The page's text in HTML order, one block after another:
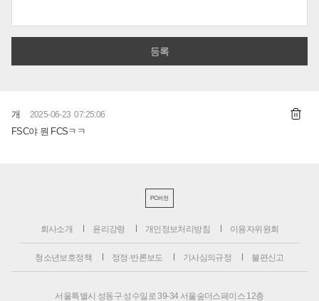
개 2025-06-23 07:25:06
FSC야 뭔 FCSㅋㅋ
PC버전
회사소개 윤리강령 개인정보처리방침 이용자위원회
청소년보호정책 정정·반론보도 기사심의규정 불편신고
서울특별시 성동구 성수일로 39-34 서울숲더스페이스 12층